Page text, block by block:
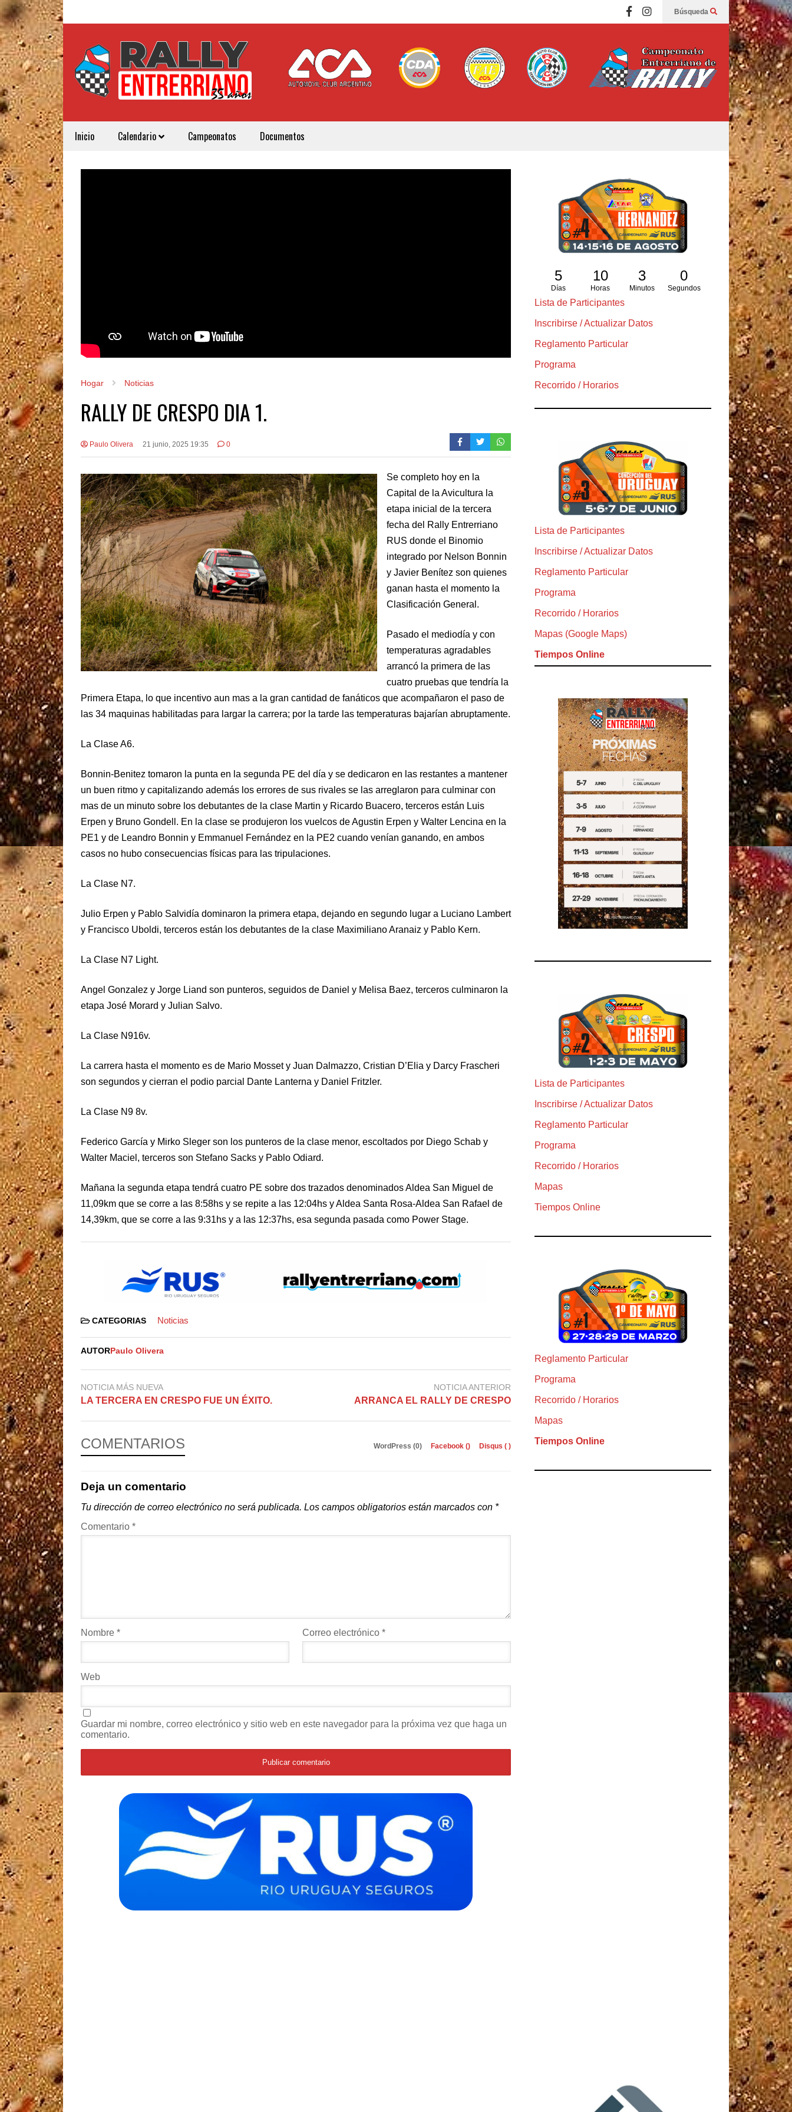
Búsqueda
Inicio Calendario Campeonatos Documentos
Hogar Noticias
RALLY DE CRESPO DIA 1.
Paulo Olivera 21 junio, 2025 19:35 0
Se completo hoy en la
Capital de la Avicultura la
etapa inicial de la tercera
fecha del Rally Entrerriano
RUS donde el Binomio
integrado por Nelson Bonnin
y Javier Benítez son quienes
ganan hasta el momento la
Clasificación General.
Pasado el mediodía y con
temperaturas agradables
arrancó la primera de las
cuatro pruebas que tendría la
Primera Etapa, lo que incentivo aun mas a la gran cantidad de fanáticos que acompañaron el paso de
las 34 maquinas habilitadas para largar la carrera; por la tarde las temperaturas bajarían abruptamente.
La Clase A6.
Bonnin-Benitez tomaron la punta en la segunda PE del día y se dedicaron en las restantes a mantener
un buen ritmo y capitalizando además los errores de sus rivales se las arreglaron para culminar con
mas de un minuto sobre los debutantes de la clase Martin y Ricardo Buacero, terceros están Luis
Erpen y Bruno Gondell. En la clase se produjeron los vuelcos de Agustin Erpen y Walter Lencina en la
PE1 y de Leandro Bonnin y Emmanuel Fernández en la PE2 cuando venían ganando, en ambos
casos no hubo consecuencias físicas para las tripulaciones.
La Clase N7.
Julio Erpen y Pablo Salvidía dominaron la primera etapa, dejando en segundo lugar a Luciano Lambert
y Francisco Uboldi, terceros están los debutantes de la clase Maximiliano Aranaiz y Pablo Kern.
La Clase N7 Light.
Angel Gonzalez y Jorge Liand son punteros, seguidos de Daniel y Melisa Baez, terceros culminaron la
etapa José Morard y Julian Salvo.
La Clase N916v.
La carrera hasta el momento es de Mario Mosset y Juan Dalmazzo, Cristian D’Elia y Darcy Frascheri
son segundos y cierran el podio parcial Dante Lanterna y Daniel Fritzler.
La Clase N9 8v.
Federico García y Mirko Sleger son los punteros de la clase menor, escoltados por Diego Schab y
Walter Maciel, terceros son Stefano Sacks y Pablo Odiard.
Mañana la segunda etapa tendrá cuatro PE sobre dos trazados denominados Aldea San Miguel de
11,09km que se corre a las 8:58hs y se repite a las 12:04hs y Aldea Santa Rosa-Aldea San Rafael de
14,39km, que se corre a las 9:31hs y a las 12:37hs, esa segunda pasada como Power Stage.
CATEGORIAS Noticias
AUTOR Paulo Olivera
NOTICIA MÁS NUEVA
LA TERCERA EN CRESPO FUE UN ÉXITO.
NOTICIA ANTERIOR
ARRANCA EL RALLY DE CRESPO
COMENTARIOS WordPress (0) Facebook () Disqus ( )
Deja un comentario
Tu dirección de correo electrónico no será publicada. Los campos obligatorios están marcados con *
Comentario *
Nombre * Correo electrónico *
Web
Guardar mi nombre, correo electrónico y sitio web en este navegador para la próxima vez que haga un
comentario.
5
Días
10
Horas
3
Minutos
0
Segundos
Lista de Participantes
Inscribirse / Actualizar Datos
Reglamento Particular
Programa
Recorrido / Horarios
Lista de Participantes
Inscribirse / Actualizar Datos
Reglamento Particular
Programa
Recorrido / Horarios
Mapas (Google Maps)
Tiempos Online
Lista de Participantes
Inscribirse / Actualizar Datos
Reglamento Particular
Programa
Recorrido / Horarios
Mapas
Tiempos Online
Reglamento Particular
Programa
Recorrido / Horarios
Mapas
Tiempos Online